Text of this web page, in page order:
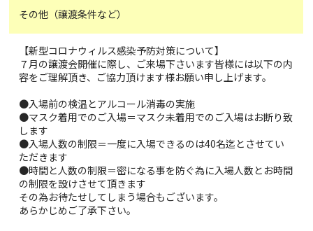
その他（譲渡条件など）
【新型コロナウィルス感染予防対策について】
７月の譲渡会開催に際し、ご来場下さいます皆様には以下の内
容をご理解頂き、ご協力頂けます様お願い申し上げます。
●入場前の検温とアルコール消毒の実施
●マスク着用でのご入場＝マスク未着用でのご入場はお断り致
します
●入場人数の制限＝一度に入場できるのは40名迄とさせてい
ただきます
●時間と人数の制限＝密になる事を防ぐ為に入場人数とお時間
の制限を設けさせて頂きます
その為お待たせしてしまう場合もございます。
あらかじめご了承下さい。